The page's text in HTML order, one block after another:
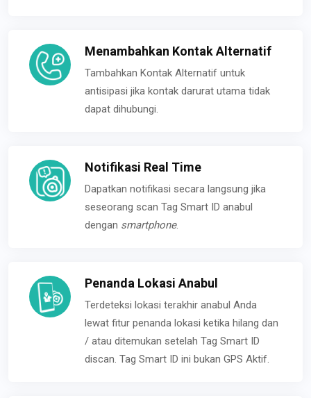
Menambahkan Kontak Alternatif
Tambahkan Kontak Alternatif untuk
antisipasi jika kontak darurat utama tidak
dapat dihubungi.
Notifikasi Real Time
Dapatkan notifikasi secara langsung jika
seseorang scan Tag Smart ID anabul
dengan smartphone.
Penanda Lokasi Anabul
Terdeteksi lokasi terakhir anabul Anda
lewat fitur penanda lokasi ketika hilang dan
/ atau ditemukan setelah Tag Smart ID
discan. Tag Smart ID ini bukan GPS Aktif.